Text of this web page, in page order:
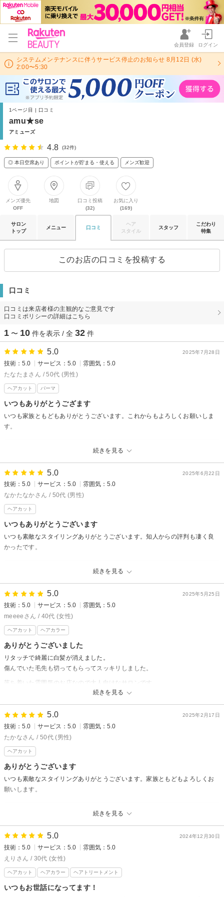
会員登録 ログイン
システムメンテナンスに伴うサービス停止のお知らせ 8月12日 (水)
2:00〜5:30
1ページ目 | 口コミ
amu★se
アミューズ
4.8 (32件)
◎ 本日空席あり ポイントが貯まる・使える メンズ歓迎
メンズ優先
OFF
地図
口コミ投稿
(32)
お気に入り
(169)
サロン
トップ
メニュー 口コミ
ヘア
スタイル
スタッフ
こだわり
特集
このお店の口コミを投稿する
口コミ
口コミは来店者様の主観的なご意見です
口コミポリシーの詳細はこちら
1 〜 10 件を表示 / 全 32 件
2025年7月28日
5.0
技術：5.0 サービス：5.0
雰囲気：5.0
たなたまさん / 50代 (男性)
ヘアカット パーマ
いつもありがとうござます
続きを見る
いつも家族ともどもありがとうございます。これからもよろしくお願いしま
す。
談下さい。今後ともよろしくお願い致します。松蔭
2025年6月22日
5.0
技術：5.0 サービス：5.0
雰囲気：5.0
なかたなかさん / 50代 (男性)
ヘアカット
いつもありがとうございます
続きを見る
いつも素敵なスタイリングありがとうございます。知人からの評判も凄く良
かったです。
って頂けて嬉しいです！これからもよろしくお願い致します。松蔭2025年5月25日
5.0
技術：5.0 サービス：5.0
雰囲気：5.0
meeeeさん / 40代 (女性)
ヘアカット ヘアカラー
ありがとうございました
続きを見る
リタッチで綺麗に白髪が消えました。
傷んでいた毛先も切ってもらってスッキリしました。
落ち着いた雰囲気のお店なので大人向けなサロンです。
amu★seからの返信
meeeeさんこんにちは。返信遅くなってごめんなさい。コメントありがと
うございます。次回はパーマの予定でしたよね？いい感じになるように頑
張りますね！お待ちしてマス☆ 服部
2025年2月17日
5.0
技術：5.0 サービス：5.0
雰囲気：5.0
たかなさん / 50代 (男性)
ヘアカット
ありがとうございます
続きを見る
いつも素敵なスタイリングありがとうございます。家族ともどもよろしくお
願いします。
がでしたか？またいつでもご相談下さい。次回も心よりお待ちしておりま
す。松蔭
2024年12月30日
5.0
技術：5.0 サービス：5.0
雰囲気：5.0
えりさん / 30代 (女性)
ヘアカット ヘアカラー ヘアトリートメント
いつもお世話になってます！